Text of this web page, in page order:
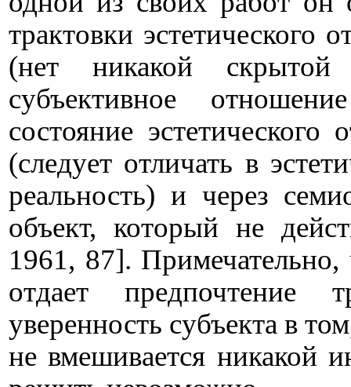
трактовки эстетического
(нет никакой
субъективное
состояние
(следует отличать в
реальность) и через
объект, который не
1961, 87]. Примечательно,
отдает предпочтение
уверенность субъекта в
не вмешивается никакой